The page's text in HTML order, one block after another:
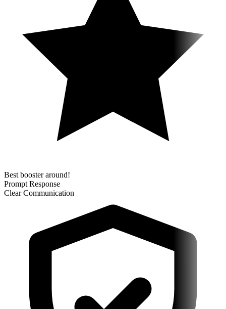
Best booster around!
Prompt Response
Clear Communication